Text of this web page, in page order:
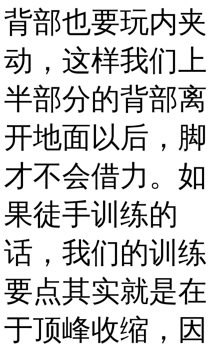
背部也要玩内夹
动，这样我们上
半部分的背部离
开地面以后，脚
才不会借力。如
果徒手训练的
话，我们的训练
要点其实就是在
于顶峰收缩，因